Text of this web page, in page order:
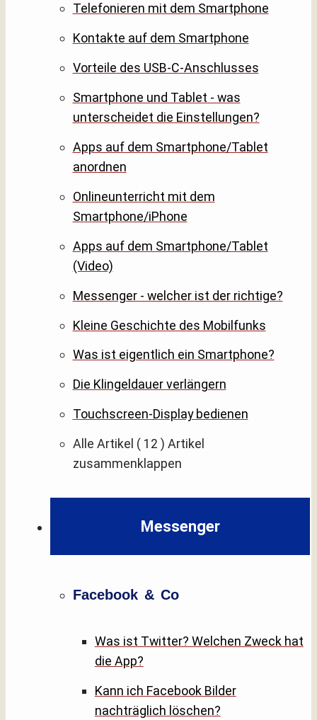
Telefonieren mit dem Smartphone
Kontakte auf dem Smartphone
Vorteile des USB-C-Anschlusses
Smartphone und Tablet - was
unterscheidet die Einstellungen?
Apps auf dem Smartphone/Tablet
anordnen
Onlineunterricht mit dem
Smartphone/iPhone
Apps auf dem Smartphone/Tablet
(Video)
Messenger - welcher ist der richtige?
Kleine Geschichte des Mobilfunks
Was ist eigentlich ein Smartphone?
Die Klingeldauer verlängern
Touchscreen-Display bedienen
Alle Artikel ( 12 ) Artikel
zusammenklappen
Messenger
Facebook & Co
Was ist Twitter? Welchen Zweck hat
die App?
Kann ich Facebook Bilder
nachträglich löschen?